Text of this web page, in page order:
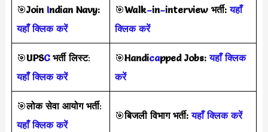
🎯Join Indian Navy:
यहाँ क्लिक करें
🎯Walk–in–interview भर्ती:यहाँ
क्लिक करें
🎯UPSCभर्ती लिस्ट:
यहाँ क्लिक करें
🎯Handicapped Jobs:यहाँ क्लिक
करें
🎯लोक सेवा आयोग भर्ती:
यहाँ क्लिक करें
🎯बिजली विभाग भर्ती:यहाँ क्लिक करें